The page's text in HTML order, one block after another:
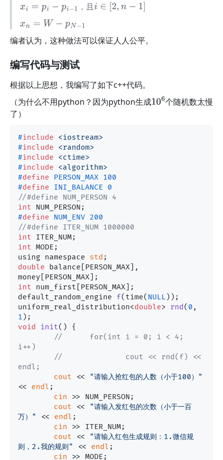
xi= pi− pi −1 ，且i∈[2 n−1]
xn= W −pN −1
编者认为，这种做法可以保证人人公平。
编写代码与测试
根据以上思想，我编写了如下c++代码。
（为什么不用python？因为python生成106个随机数太慢
了）
#include
<iostream>
#include
<random>
#include
<ctime>
#include
<algorithm>
#define PERSON_MAX 100
#define INI_BALANCE 0
//#define NUM_PERSON 4
int
#define NUM_ENV 200
//#define ITER_NUM 1000000
int
int MODE;
using namespace std
double balance[PERSON_MAX],
int num_first[PERSON_MAX];
default_random_engine f(time( NULL )) ;
uniform_real_distribution<double> rnd( 0
1 )
void
init()
{
//	for(int i = 0; i < 4;
i++)
//		cout << rnd(f) <<
endl;
cout <<
"请输入抢红包的人数（小于100）"
<< endl ;
cin >> NUM_PERSON;
cout <<
"请输入发红包的次数（小于一百
万）"
<< endl ;
cin >> ITER_NUM;
cout <<
"请输入红包生成规则：1.微信规
则，2.我的规则"
<< endl ;
cin >> MODE;